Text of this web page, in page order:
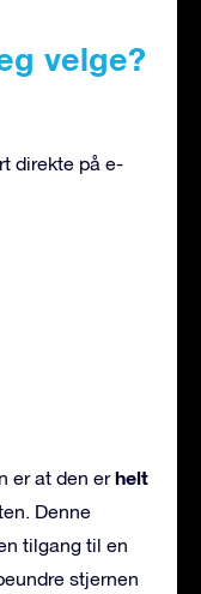
velge?
direkte på e-
er at den erhelt
Denne
tilgang til en
stjernen